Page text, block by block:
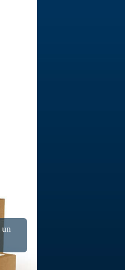
un